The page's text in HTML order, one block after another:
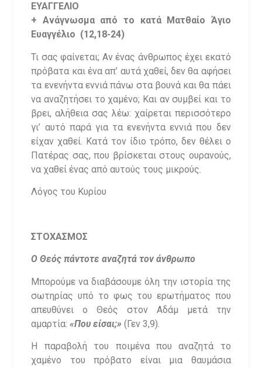
ΕΥΑΓΓΕΛΙΟ
+ Ανάγνωσμα από το κατά Ματθαίο Άγιο
Ευαγγέλιο (12,18-24)
Τι σας φαίνεται; Αν ένας άνθρωπος έχει εκατό
πρόβατα και ένα απ’ αυτά χαθεί, δεν θα αφήσει
τα ενενήντα εννιά πάνω στα βουνά και θα πάει
να αναζητήσει το χαμένο; Και αν συμβεί και το
βρει, αλήθεια σας λέω: χαίρεται περισσότερο
γι’ αυτό παρά για τα ενενήντα εννιά που δεν
είχαν χαθεί. Κατά τον ίδιο τρόπο, δεν θέλει ο
Πατέρας σας, που βρίσκεται στους ουρανούς,
να χαθεί ένας από αυτούς τους μικρούς
Λόγος του Κυρίου
ΣΤΟΧΑΣΜΟΣ
Ο Θεός πάντοτε αναζητά τον άνθρωπο
Μπορούμε να διαβάσουμε όλη την ιστορία της
σωτηρίας υπό το φως του ερωτήματος που
απευθύνει ο Θεός στον Αδάμ μετά την
αμαρτία:«Που είσαι;» (Γεν 3,9).
Η παραβολή του ποιμένα που αναζητά το
χαμένο του πρόβατο είναι μια θαυμάσια